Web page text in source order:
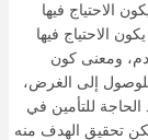
الاحتياج فيها
الاحتياج فيها
ومعنى كون
إلى الغرض،
للتأمين في
تحقيق الهدف منه